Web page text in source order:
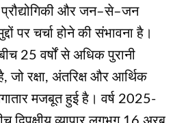
और जन–से–जन
पर चर्चा होने की संभावना है।
25 वर्षों से अधिक पुरानी
जो रक्षा, अंतरिक्ष और आर्थिक
मजबूत हुई है। वर्ष 2025-